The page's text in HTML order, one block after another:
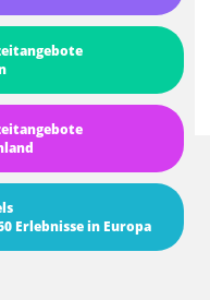
Erlebnisse in Europa